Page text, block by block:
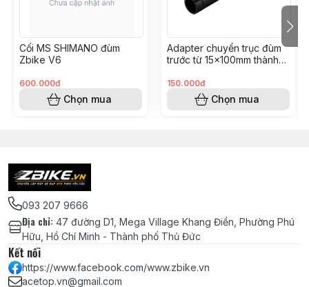
độ bền và độ cứng tốt, đồng thời giảm trọng lượng
Tính năng:
Tính năng 120 clicks cung cấp sự linh hoạt cho việc
Cung cấp hiệu suất vận hành mượt mà và ổn định trên
mọi loại địa hình.
Cối MS SHIMANO đùm
Zbike V6
600.000đ
Chọn mua
Adapter chuyển trục đùm
trước từ 15x100mm thành
phuộc Gravel, Road)
150.000đ
Chọn mua
093 207 9666
Địa chỉ: 47 đường D1, Mega Village Khang Điền, Phường Phú
Hữu, Hồ Chí Minh - Thành phố Thủ Đức
Kết nối
https://www.facebook.com/www.zbike.vn
acetop.vn@gmail.com